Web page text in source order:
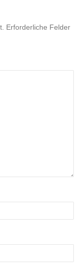
Erforderliche Felder